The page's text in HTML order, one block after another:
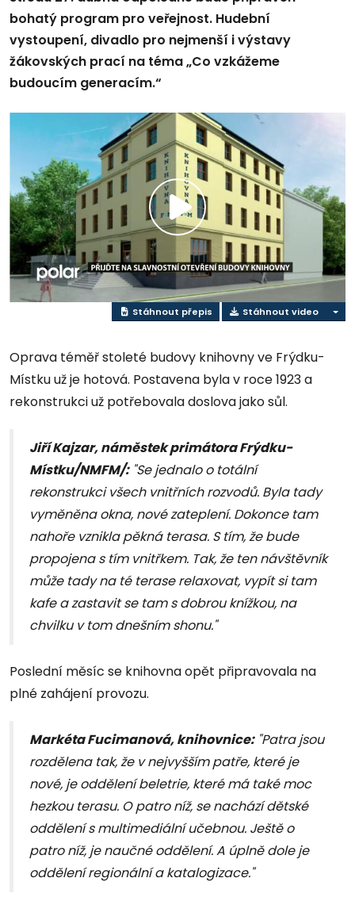
bohatý program pro veřejnost. Hudební
vystoupení, divadlo pro nejmenší i výstavy
žákovských prací na téma „Co vzkážeme
budoucím generacím.“
Přehrát
video
Stáhnout přepis Stáhnout video
Oprava téměř stoleté budovy knihovny ve Frýdku-
Místku už je hotová. Postavena byla v roce 1923 a
rekonstrukci už potřebovala doslova jako sůl.
Jiří Kajzar, náměstek primátora Frýdku-
Místku/NMFM/:"Se jednalo o totální
rekonstrukci všech vnitřních rozvodů. Byla tady
vyměněna okna, nové zateplení. Dokonce tam
nahoře vznikla pěkná terasa. S tím, že bude
propojena s tím vnitřkem. Tak, že ten návštěvník
může tady na té terase relaxovat, vypít si tam
kafe a zastavit se tam s dobrou knížkou, na
chvilku v tom dnešním shonu."
Poslední měsíc se knihovna opět připravovala na
plné zahájení provozu.
Markéta Fucimanová, knihovnice:"Patra jsou
rozdělena tak, že v nejvyšším patře, které je
nové, je oddělení beletrie, které má také moc
hezkou terasu. O patro níž, se nachází dětské
oddělení s multimediální učebnou. Ještě o
patro níž, je naučné oddělení. A úplně dole je
oddělení regionální a katalogizace."